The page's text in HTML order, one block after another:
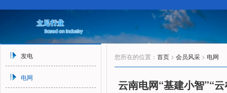
发电
电网
您所在的位置： 首页 > 会员风采 > 电网
云南电网“基建小智”“